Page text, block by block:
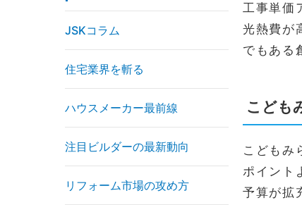
工事単価
光熱費が
でもある
こども
こどもみ
ポイント
予算が拡
JSKコラム
住宅業界を斬る
ハウスメーカー最前線
注目ビルダーの最新動向
リフォーム市場の攻め方